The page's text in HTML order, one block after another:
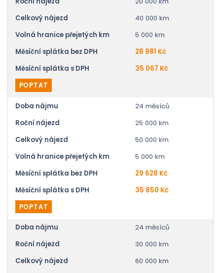
Celkový nájezd
40 000 km
Volná hranice přejetých km
5 000 km
Měsíční splátka bez DPH
28 981 Kč
Měsíční splátka s DPH
35 067 Kč
POPTAT
Doba nájmu
24 měsíců
Roční nájezd
25 000 km
Celkový nájezd
50 000 km
Volná hranice přejetých km
5 000 km
Měsíční splátka bez DPH
29 628 Kč
Měsíční splátka s DPH
35 850 Kč
POPTAT
Doba nájmu
24 měsíců
Roční nájezd
30 000 km
Celkový nájezd
60 000 km